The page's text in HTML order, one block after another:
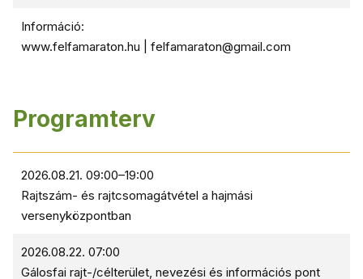
Információ:
www.felfamaraton.hu | felfamaraton@gmail.com
Programterv
2026.08.21. 09:00–19:00
Rajtszám- és rajtcsomagátvétel a hajmási
versenyközpontban
2026.08.22. 07:00
Gálosfai rajt-/célterület, nevezési és információs pont